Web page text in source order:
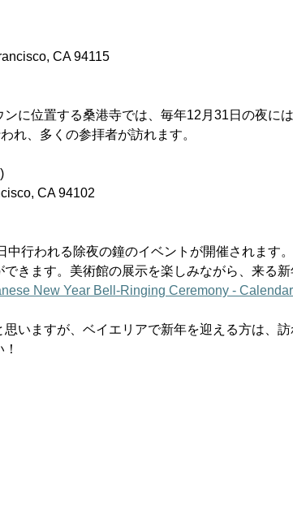
CA 94115
に位置する桑港寺では、毎年12月31日の夜に
れ、多くの参拝者が訪れます。
CA 94102
中行われる除夜の鐘のイベントが開催されます
きます。美術館の展示を楽しみながら、来る
New Year Bell-Ringing Ceremony -
いますが、ベイエリアで新年を迎える方は、